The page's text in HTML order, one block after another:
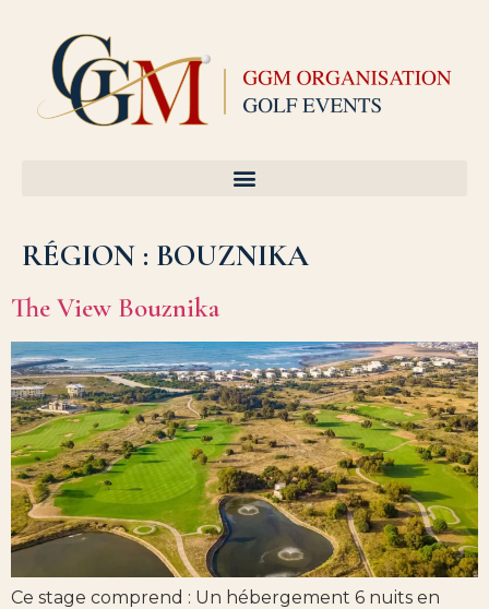
RÉGION : BOUZNIKA
The View Bouznika
Ce stage comprend : Un hébergement 6 nuits en